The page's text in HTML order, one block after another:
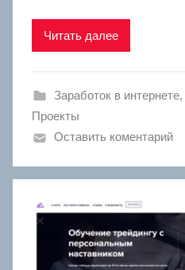
Читать далее
Заработок в интернете,
Проекты
Оставить коментарий